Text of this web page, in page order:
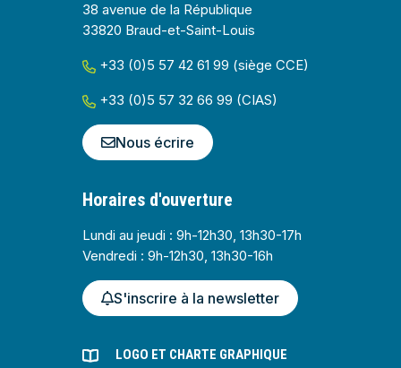
38 avenue de la République
33820 Braud-et-Saint-Louis
+33 (0)5 57 42 61 99 (siège CCE)
+33 (0)5 57 32 66 99 (CIAS)
Nous écrire
Horaires d'ouverture
Lundi au jeudi : 9h-12h30, 13h30-17h
Vendredi : 9h-12h30, 13h30-16h
S'inscrire à la newsletter
LOGO ET CHARTE GRAPHIQUE